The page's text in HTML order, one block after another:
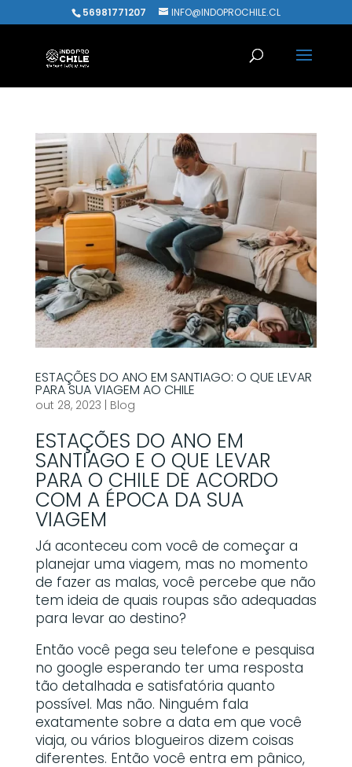
56981771207 INFO@INDOPROCHILE.CL
ESTAÇÕES DO ANO EM SANTIAGO: O QUE LEVAR
PARA SUA VIAGEM AO CHILE
out 28, 2023 Blog
ESTAÇÕES DO ANO EM
SANTIAGO E O QUE LEVAR
PARA O CHILE DE ACORDO
COM A ÉPOCA DA SUA
VIAGEM
Já aconteceu com você de começar a
planejar uma viagem, mas no momento
de fazer as malas, você percebe que não
tem ideia de quais roupas são adequadas
para levar ao destino?
Então você pega seu telefone e pesquisa
no google esperando ter uma resposta
tão detalhada e satisfatória quanto
possível. Mas não. Ninguém fala
exatamente sobre a data em que você
viaja, ou vários blogueiros dizem coisas
diferentes. Então você entra em pânico,